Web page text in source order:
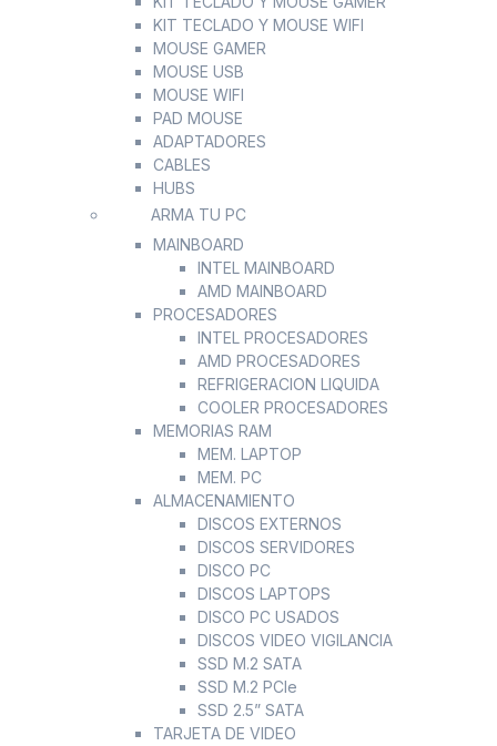
KIT TECLADO Y MOUSE WIFI
MOUSE GAMER
MOUSE USB
MOUSE WIFI
PAD MOUSE
ADAPTADORES
CABLES
HUBS
ARMA TU PC
MAINBOARD
INTEL MAINBOARD
AMD MAINBOARD
PROCESADORES
INTEL PROCESADORES
AMD PROCESADORES
REFRIGERACION LIQUIDA
COOLER PROCESADORES
MEMORIAS RAM
MEM. LAPTOP
MEM. PC
ALMACENAMIENTO
DISCOS EXTERNOS
DISCOS SERVIDORES
DISCO PC
DISCOS LAPTOPS
DISCO PC USADOS
DISCOS VIDEO VIGILANCIA
SSD M.2 SATA
SSD M.2 PCIe
SSD 2.5” SATA
TARJETA DE VIDEO